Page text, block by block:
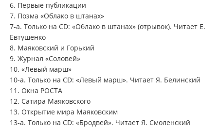
6. Первые публикации
7. Поэма «Облако в штанах»
7-а. Только на CD: «Облако в штанах» (отрывок). Читает Е.
Евтушенко
8. Маяковский и Горький
9. Журнал «Соловей»
10. «Левый марш»
10-а. Только на CD: «Левый марш». Читает Я. Белинский
11. Окна РОСТА
12. Сатира Маяковского
13. Открытие мира Маяковским
13-а. Только на CD: «Бродвей». Читает Я. Смоленский